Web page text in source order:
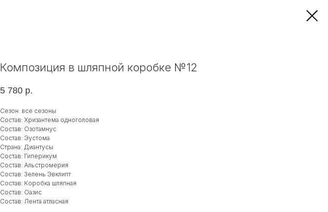
Композиция в шляпной коробке №12
5 780 р.
Сезон: все сезоны
Состав: Хризантема одноголовая
Состав: Озотамнус
Состав: Эустома
Страна: Диантусы
Состав: Гиперикум
Состав: Альстромерия
Состав: Зелень Эвклипт
Состав: Коробка шляпная
Состав: Оазис
Состав: Лента атласная